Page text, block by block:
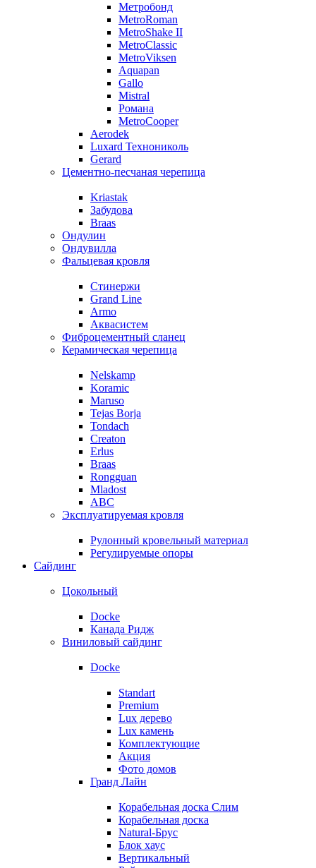
Метробонд
MetroRoman
MetroShake II
MetroClassic
MetroViksen
Aquapan
Gallo
Mistral
Романа
MetroCooper
Aerodek
Luxard Технониколь
Gerard
Цементно-песчаная черепица
Kriastak
Забудова
Braas
Ондулин
Ондувилла
Фальцевая кровля
Стинержи
Grand Line
Armo
Аквасистем
Фиброцементный сланец
Керамическая черепица
Nelskamp
Koramic
Maruso
Tejas Borja
Tondach
Creaton
Erlus
Braas
Rongguan
Mladost
ABC
Эксплуатируемая кровля
Рулонный кровельный материал
Регулируемые опоры
Сайдинг
Цокольный
Docke
Канада Ридж
Виниловый сайдинг
Docke
Standart
Premium
Lux дерево
Lux камень
Комплектующие
Акция
Фото домов
Гранд Лайн
Корабельная доска Слим
Корабельная доска
Natural-Брус
Блок хаус
Вертикальный